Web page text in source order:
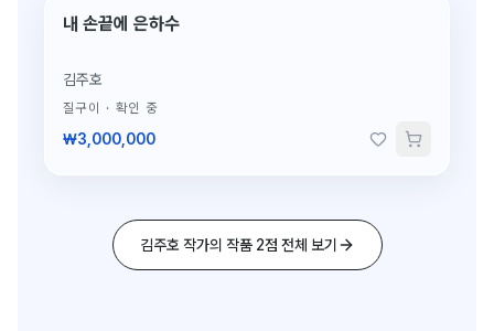
단 1점뿐인 도자
내 손끝에 은하수
김주호
질구이 · 확인 중
₩3,000,000
김주호 작가의 작품 2점 전체 보기